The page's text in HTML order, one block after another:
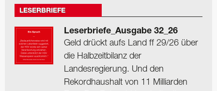
LESERBRIEFE
Leserbriefe_Ausgabe 32_26
Geld drückt aufs Land ff 29/26 über
die Halbzeitbilanz der
Landesregierung. Und den
Rekordhaushalt von 11 Milliarden